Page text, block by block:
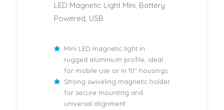
LED Magnetic Light Mini, Battery
Powered, USB
Mini LED magnetic light in
rugged aluminium profile, ideal
for mobile use or in 10" housings
Strong swiveling magnetic holder
for secure mounting and
universal alignment